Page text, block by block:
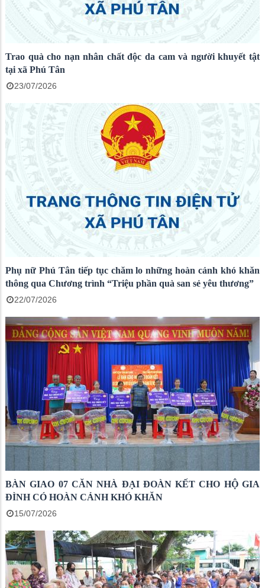
Trao quà cho nạn nhân chất độc da cam và người khuyết tật
tại xã Phú Tân
23/07/2026
Phụ nữ Phú Tân tiếp tục chăm lo những hoàn cảnh khó khăn
thông qua Chương trình “Triệu phần quà san sẻ yêu thương”
22/07/2026
BÀN GIAO 07 CĂN NHÀ ĐẠI ĐOÀN KẾT CHO HỘ GIA
ĐÌNH CÓ HOÀN CẢNH KHÓ KHĂN
15/07/2026